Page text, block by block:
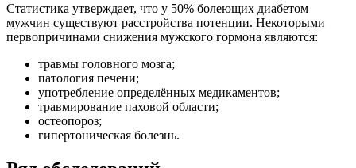
Статистика утверждает, что у 50% болеющих диабетом
мужчин существуют расстройства потенции. Некоторыми
первопричинами снижения мужского гормона являются:
травмы головного мозга;
патология печени;
употребление определённых медикаментов;
травмирование паховой области;
остеопороз;
гипертоническая болезнь.